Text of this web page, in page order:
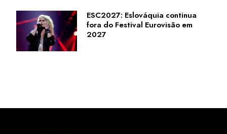
ESC2027: Eslováquia continua
fora do Festival Eurovisão em
2027